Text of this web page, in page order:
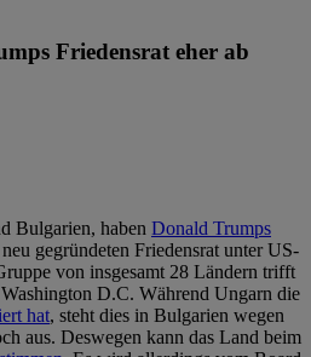
Friedensrat eher ab
Bulgarien, haben Donald Trumps
gegründeten Friedensrat unter US-
von insgesamt 28 Ländern trifft
D.C. Während Ungarn die
hat, steht dies in Bulgarien wegen
aus. Deswegen kann das Land beim